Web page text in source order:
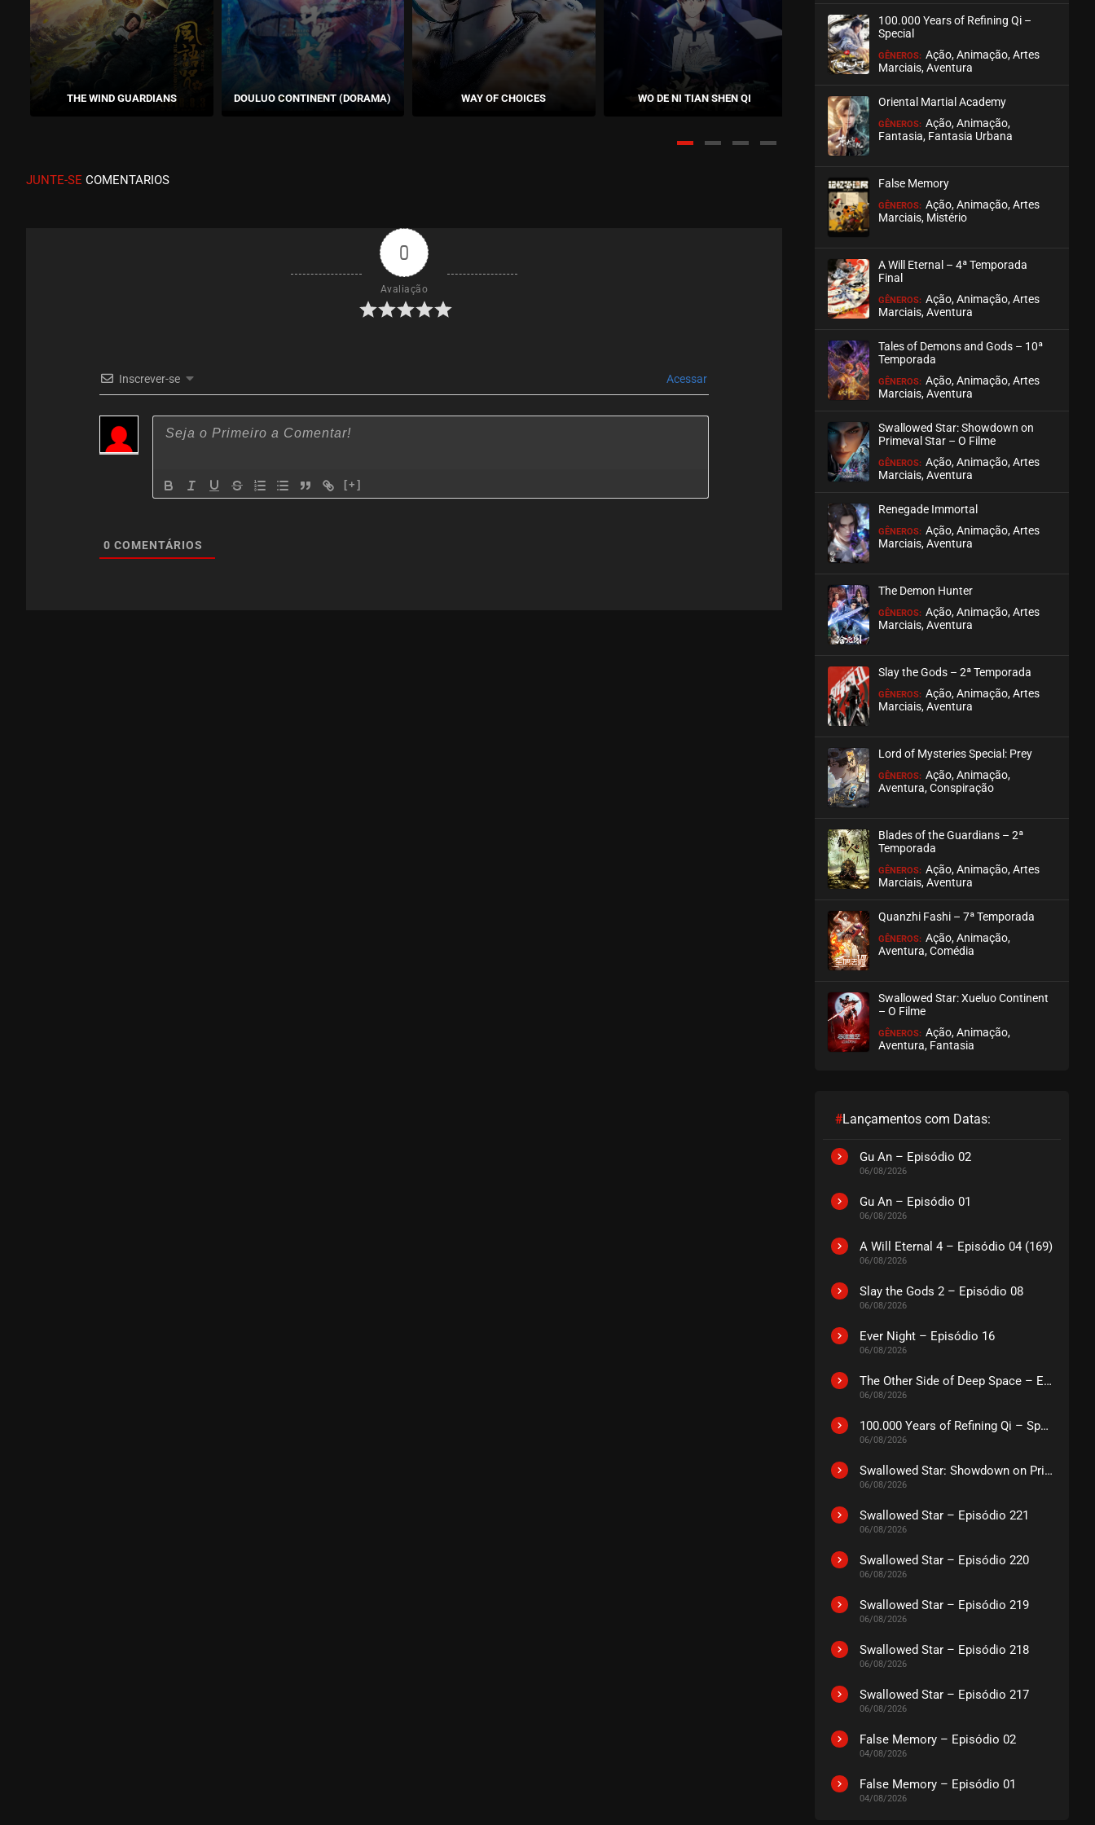
ASSISTIDO
ASSISTIDO
EPISÓDIO 209
ASSISTIDO
ASSISTIDO
ASSISTIDO
EPISÓDIO 206
ASSISTIDO
EPISÓDIO 205
EPISÓDIO 204
EPISÓDIO 199
ASSISTIDO
EPISÓDIO 194
ASSISTIDO
EPISÓDIO 193
EPISÓDIO 192
julho 21, 2026
julho 21, 2026
EPISÓDIO 188
THE WIND GUARDIANS DOULUO CONTINENT (DORAMA) WAY OF CHOICES WO DE NI TIAN SHEN QI SPIRIT REALM – 2ª TEMPORADA
JUNTE-SE COMENTARIOS
0
Avaliação
Inscrever-se Acessar
[+]
0 COMENTÁRIOS
100.000 Years of Refining Qi –
Special
GÊNEROS: Ação, Animação, Artes
Marciais, Aventura
Oriental Martial Academy
GÊNEROS: Ação, Animação,
Fantasia, Fantasia Urbana
False Memory
GÊNEROS: Ação, Animação, Artes
Marciais, Mistério
A Will Eternal – 4ª Temporada
Final
GÊNEROS: Ação, Animação, Artes
Marciais, Aventura
Tales of Demons and Gods – 10ª
Temporada
GÊNEROS: Ação, Animação, Artes
Marciais, Aventura
Swallowed Star: Showdown on
Primeval Star – O Filme
GÊNEROS: Ação, Animação, Artes
Marciais, Aventura
Renegade Immortal
GÊNEROS: Ação, Animação, Artes
Marciais, Aventura
The Demon Hunter
GÊNEROS: Ação, Animação, Artes
Marciais, Aventura
Slay the Gods – 2ª Temporada
GÊNEROS: Ação, Animação, Artes
Marciais, Aventura
Lord of Mysteries Special: Prey
GÊNEROS: Ação, Animação,
Aventura, Conspiração
Blades of the Guardians – 2ª
Temporada
GÊNEROS: Ação, Animação, Artes
Marciais, Aventura
Quanzhi Fashi – 7ª Temporada
GÊNEROS: Ação, Animação,
Aventura, Comédia
Swallowed Star: Xueluo Continent
– O Filme
GÊNEROS: Ação, Animação,
Aventura, Fantasia
#Lançamentos com Datas:
Gu An – Episódio 02
06/08/2026
Gu An – Episódio 01
06/08/2026
A Will Eternal 4 – Episódio 04 (169)
06/08/2026
Slay the Gods 2 – Episódio 08
06/08/2026
Ever Night – Episódio 16
06/08/2026
The Other Side of Deep Space – Episódio 14
06/08/2026
100.000 Years of Refining Qi – Special
06/08/2026
Swallowed Star: Showdown on Primeval Star – O Filme
06/08/2026
Swallowed Star – Episódio 221
06/08/2026
Swallowed Star – Episódio 220
06/08/2026
Swallowed Star – Episódio 219
06/08/2026
Swallowed Star – Episódio 218
06/08/2026
Swallowed Star – Episódio 217
06/08/2026
False Memory – Episódio 02
04/08/2026
False Memory – Episódio 01
04/08/2026